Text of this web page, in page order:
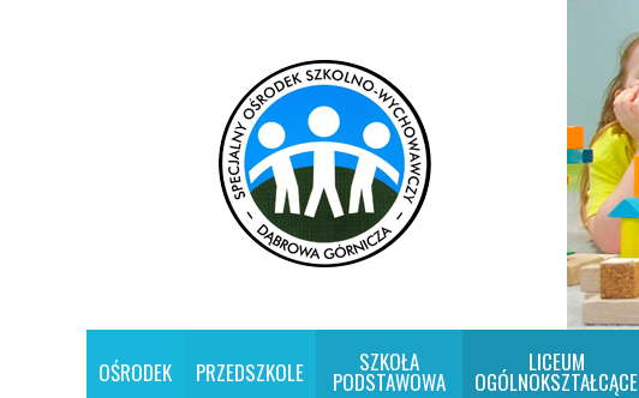
OŚRODEK PRZEDSZKOLE SZKOŁA
PODSTAWOWA
LICEUM
OGÓLNOKSZTAŁCĄCE